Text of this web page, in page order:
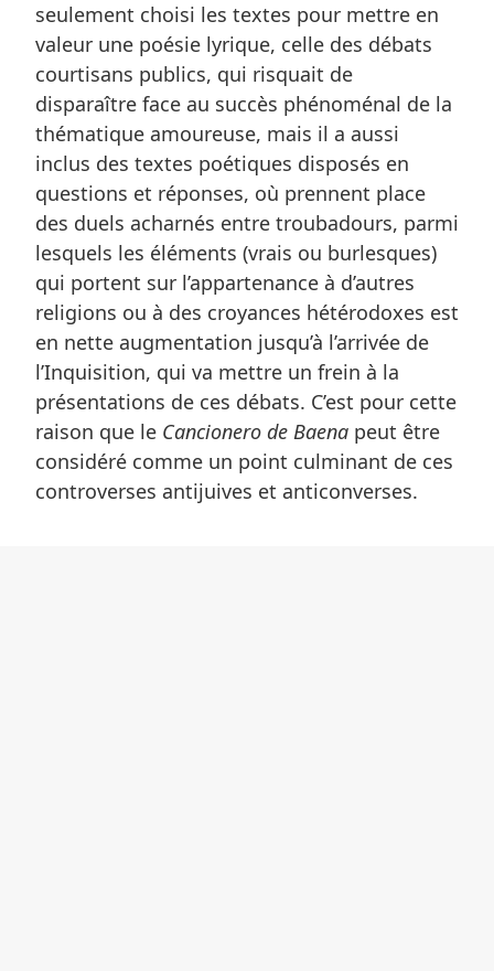
seulement choisi les textes pour mettre en
valeur une poésie lyrique, celle des débats
courtisans publics, qui risquait de
disparaître face au succès phénoménal de la
thématique amoureuse, mais il a aussi
inclus des textes poétiques disposés en
questions et réponses, où prennent place
des duels acharnés entre troubadours, parmi
lesquels les éléments (vrais ou burlesques)
qui portent sur l’appartenance à d’autres
religions ou à des croyances hétérodoxes est
en nette augmentation jusqu’à l’arrivée de
l’Inquisition, qui va mettre un frein à la
présentations de ces débats. C’est pour cette
raison que le Cancionero de Baena peut être
considéré comme un point culminant de ces
controverses antijuives et anticonverses.